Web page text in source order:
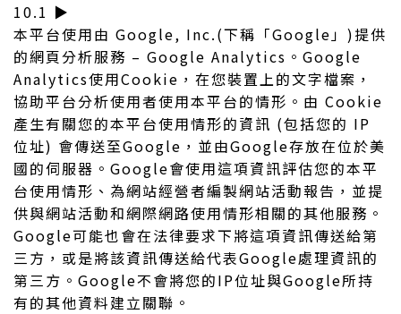
10.1 ▶︎
本平台使用由 Google, Inc.(下稱「Google」)提供
的網頁分析服務 – Google Analytics。Google
Analytics使用Cookie，在您裝置上的文字檔案，
協助平台分析使用者使用本平台的情形。由 Cookie
產生有關您的本平台使用情形的資訊 (包括您的 IP
位址) 會傳送至Google，並由Google存放在位於美
國的伺服器。Google會使用這項資訊評估您的本平
台使用情形、為網站經營者編製網站活動報告，並提
供與網站活動和網際網路使用情形相關的其他服務。
Google可能也會在法律要求下將這項資訊傳送給第
三方，或是將該資訊傳送給代表Google處理資訊的
第三方。Google不會將您的IP位址與Google所持
有的其他資料建立關聯。